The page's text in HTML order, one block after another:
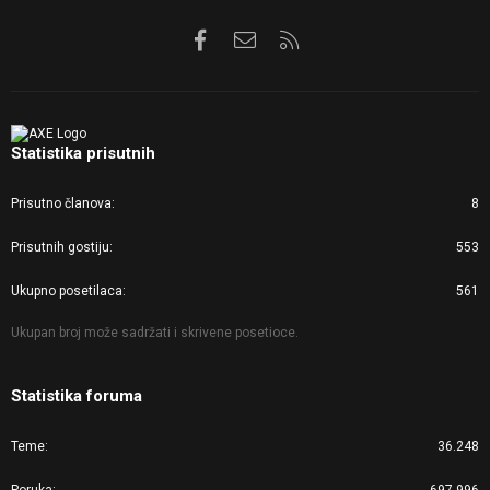
FacebookKontaktirajte nas
Statistika prisutnih
Prisutno članova 8
Prisutnih gostiju 553
Ukupno posetilaca 561
Ukupan broj može sadržati i skrivene posetioce.
Statistika foruma
Teme 36.248